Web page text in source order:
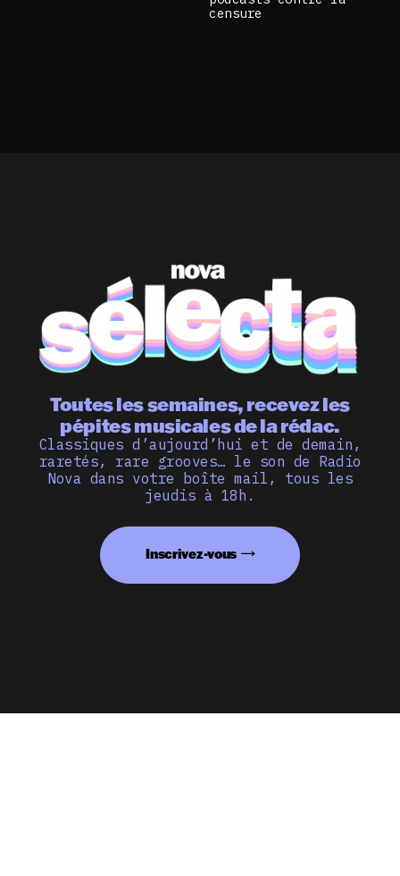
censure
Toutes les semaines, recevez les
pépites musicales de la rédac.
Classiques d’aujourd’hui et de demain,
raretés, rare grooves… le son de Radio
Nova dans votre boîte mail, tous les
jeudis à 18h.
Inscrivez-vous